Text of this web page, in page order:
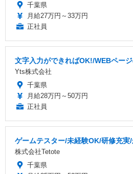
千葉県
月給27万円～33万円
正社員
文字入力ができればOK!/WEBペー
Yts株式会社
千葉県
月給28万円～50万円
正社員
ゲームテスター/未経験OK/研修充
株式会社Tetote
千葉県